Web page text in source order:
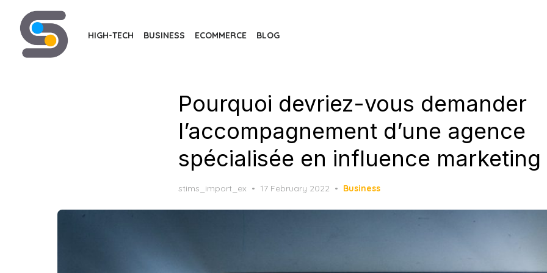
content
HIGH-TECH BUSINESS ECOMMERCE BLOG
Pourquoi devriez-vous demander
l’accompagnement d’une agence
spécialisée en influence marketing
stims_import_ex
Posted
17 February 2022 Business